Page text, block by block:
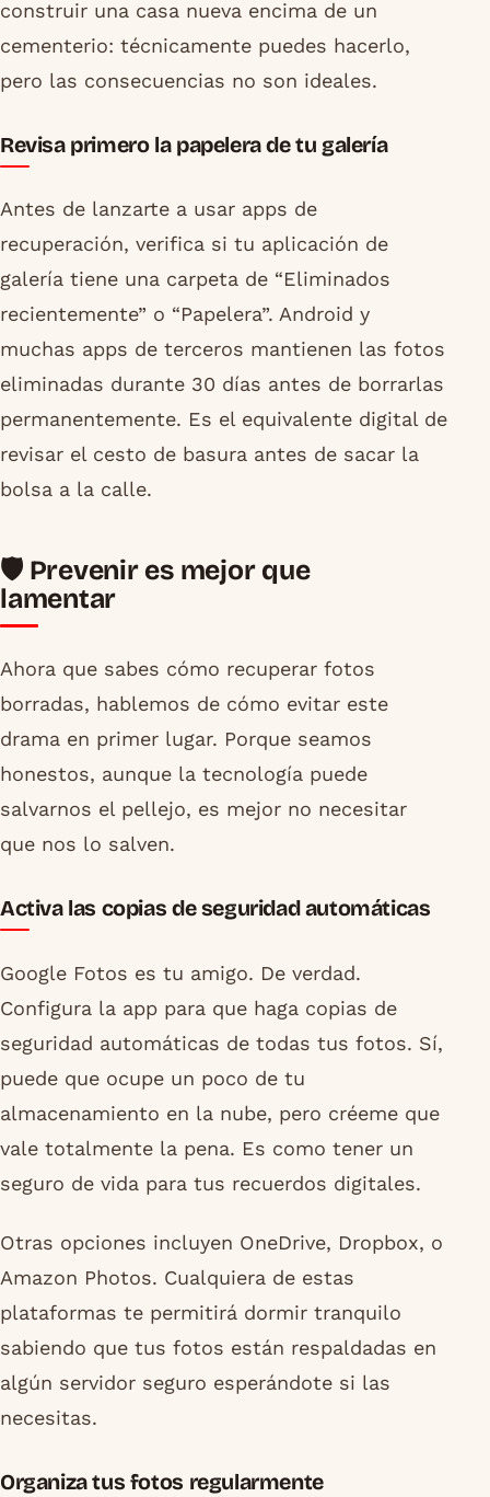
construir una casa nueva encima de un
cementerio: técnicamente puedes hacerlo,
pero las consecuencias no son ideales.
Revisa primero la papelera de tu galería
Antes de lanzarte a usar apps de
recuperación, verifica si tu aplicación de
galería tiene una carpeta de “Eliminados
recientemente” o “Papelera”. Android y
muchas apps de terceros mantienen las fotos
eliminadas durante 30 días antes de borrarlas
permanentemente. Es el equivalente digital de
revisar el cesto de basura antes de sacar la
bolsa a la calle.
🛡️ Prevenir es mejor que
lamentar
Ahora que sabes cómo recuperar fotos
borradas, hablemos de cómo evitar este
drama en primer lugar. Porque seamos
honestos, aunque la tecnología puede
salvarnos el pellejo, es mejor no necesitar
que nos lo salven.
Activa las copias de seguridad automáticas
Google Fotos es tu amigo. De verdad.
Configura la app para que haga copias de
seguridad automáticas de todas tus fotos. Sí,
puede que ocupe un poco de tu
almacenamiento en la nube, pero créeme que
vale totalmente la pena. Es como tener un
seguro de vida para tus recuerdos digitales.
Otras opciones incluyen OneDrive, Dropbox, o
Amazon Photos. Cualquiera de estas
plataformas te permitirá dormir tranquilo
sabiendo que tus fotos están respaldadas en
algún servidor seguro esperándote si las
necesitas.
Organiza tus fotos regularmente